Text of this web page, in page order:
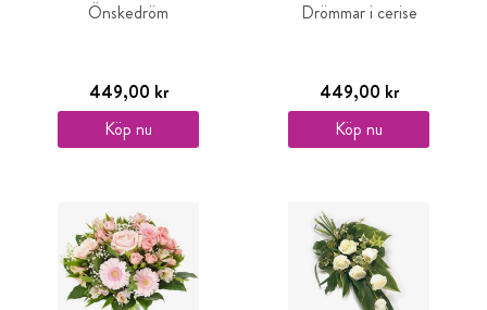
Önskedröm
449,00 kr
Köp nu
Drömmar i cerise
449,00 kr
Köp nu